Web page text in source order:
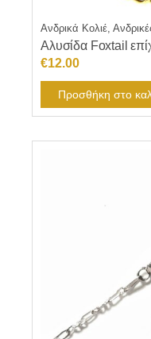
Ανδρικά Κολιέ,
Αλυσίδα Foxtail
€12.00
Προσθήκη στο